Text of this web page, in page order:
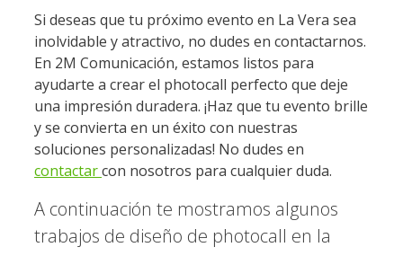
Si deseas que tu próximo evento en La Vera sea
inolvidable y atractivo, no dudes en contactarnos.
En 2M Comunicación, estamos listos para
ayudarte a crear el photocall perfecto que deje
una impresión duradera. ¡Haz que tu evento brille
y se convierta en un éxito con nuestras
soluciones personalizadas! No dudes en
contactarcon nosotros para cualquier duda.
A continuación te mostramos algunos
trabajos de diseño de photocall en la